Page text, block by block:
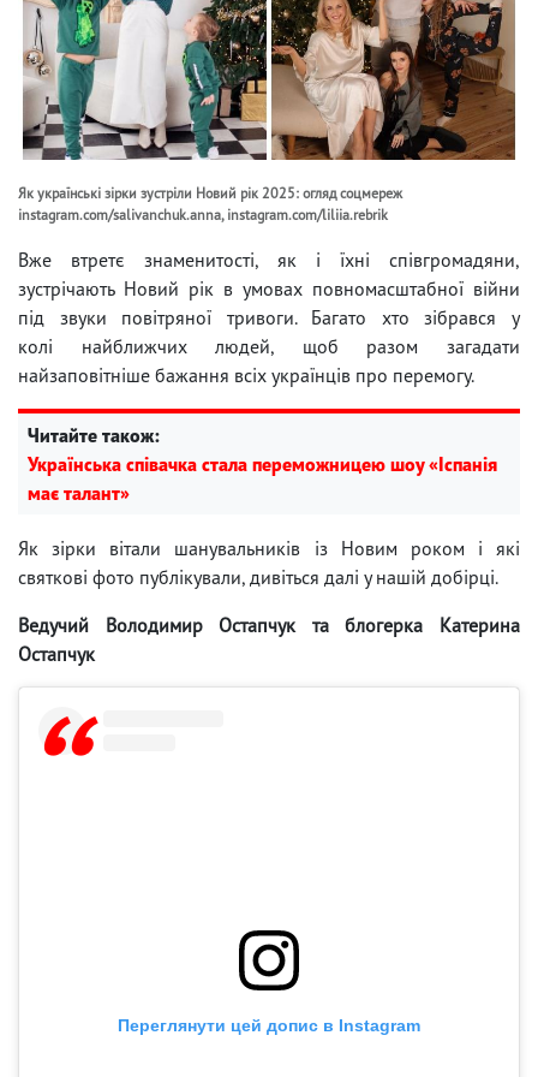
Як українські зірки зустріли Новий рік 2025: огляд соцмереж
instagram.com/salivanchuk.anna, instagram.com/liliia.rebrik
Вже втретє знаменитості, як і їхні співгромадяни,
зустрічають Новий рік в умовах повномасштабної війни
під звуки повітряної тривоги. Багато хто зібрався у
колі найближчих людей, щоб разом загадати
найзаповітніше бажання всіх українців про перемогу.
Читайте також:
Українська співачка стала переможницею шоу «Іспанія
має талант»
Як зірки вітали шанувальників із Новим роком і які
святкові фото публікували, дивіться далі у нашій добірці.
Ведучий Володимир Остапчук та блогерка Катерина
Остапчук
Переглянути цей допис в Instagram